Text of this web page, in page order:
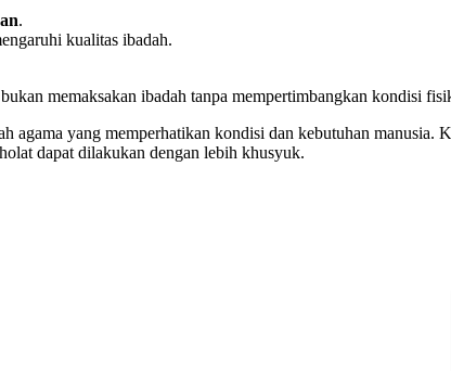
.
kualitas ibadah.
memaksakan ibadah tanpa mempertimbangkan kondisi
agama yang memperhatikan kondisi dan kebutuhan manusia.
dapat dilakukan dengan lebih khusyuk.